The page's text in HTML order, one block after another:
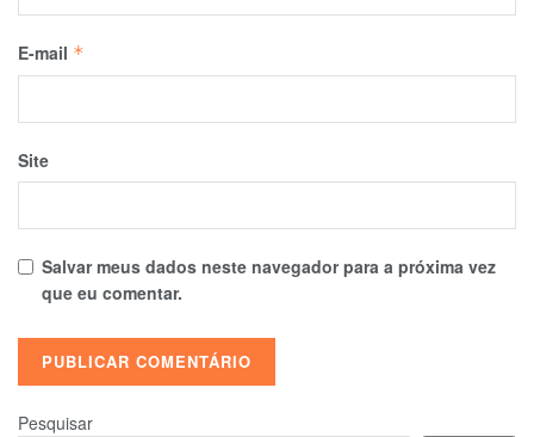
E-mail *
Site
Salvar meus dados neste navegador para a próxima vez
que eu comentar.
Pesquisar